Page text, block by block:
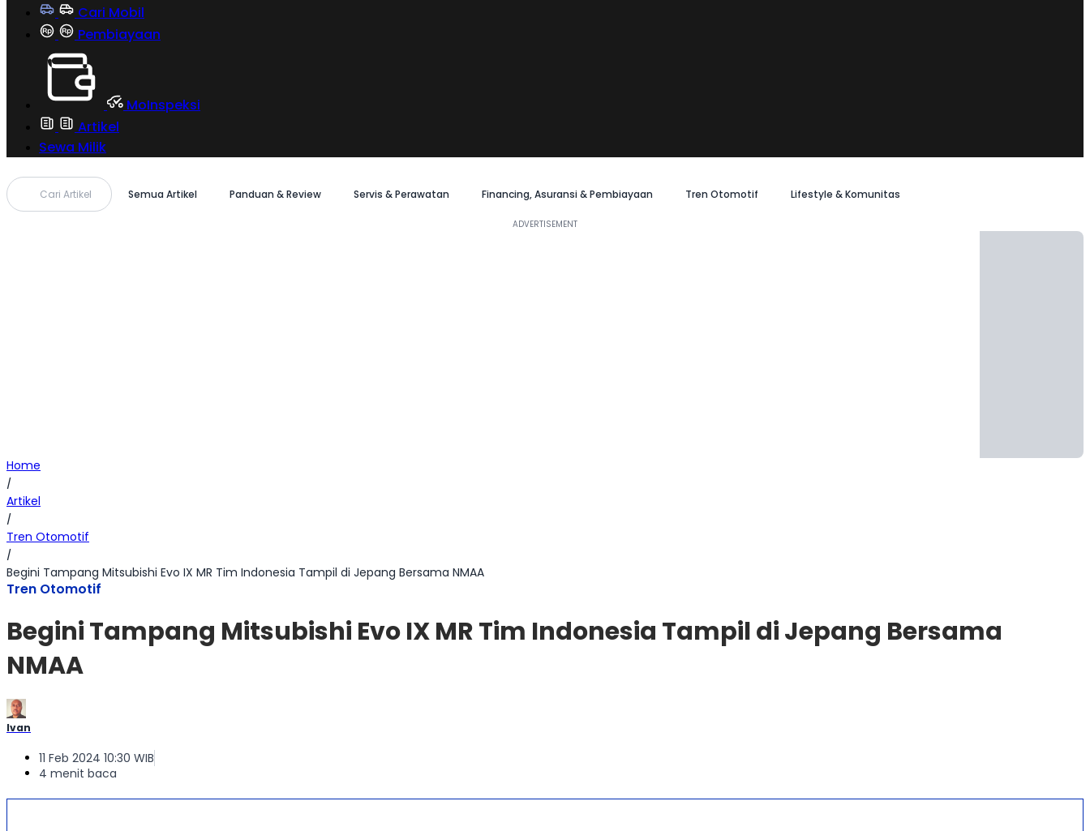
Cari Mobil
Pembiayaan
MoInspeksi
Artikel
Sewa Milik
Cari Artikel Semua Artikel Panduan & Review Servis & Perawatan Financing, Asuransi & Pembiayaan Tren Otomotif Lifestyle & Komunitas
Home
/
Artikel
/
Tren Otomotif
/
Begini Tampang Mitsubishi Evo IX MR Tim Indonesia Tampil di Jepang Bersama NMAA
Tren Otomotif
Begini Tampang Mitsubishi Evo IX MR Tim Indonesia Tampil di Jepang Bersama
NMAA
Ivan
11 Feb 2024 10:30 WIB
4 menit baca